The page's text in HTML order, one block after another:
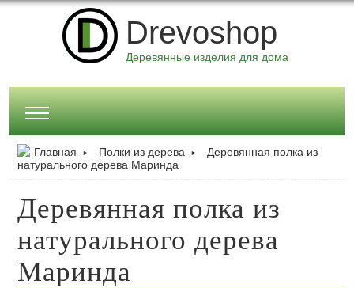
Drevoshop
Деревянные изделия для дома
Главная ► Полки из дерева ►
Деревянная полка из
натурального дерева Маринда
Деревянная полка из
натурального дерева
Маринда